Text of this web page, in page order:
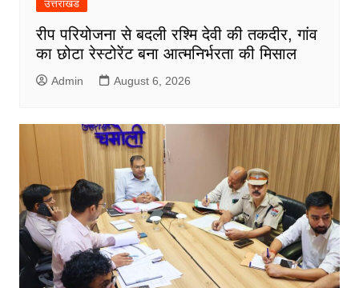
उत्तराखंड
रीप परियोजना से बदली रश्मि देवी की तकदीर, गांव
का छोटा रेस्टोरेंट बना आत्मनिर्भरता की मिसाल
Admin August 6, 2026